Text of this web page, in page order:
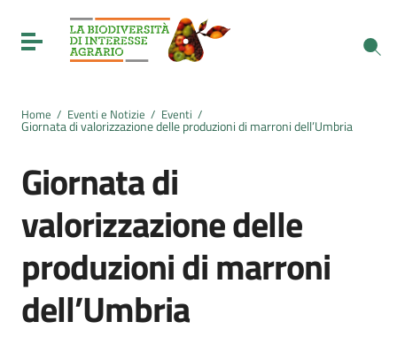
Vai al menu di navigazione
Vai al footer
Toggle navigation
Home / Eventi e Notizie / Eventi /
Giornata di valorizzazione delle produzioni di marroni dell’Umbria
Giornata di
valorizzazione delle
produzioni di marroni
dell’Umbria